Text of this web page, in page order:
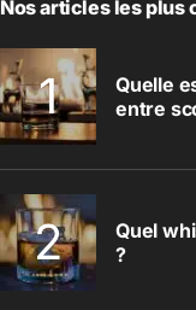
Nos articles les plus
Quelle
entre
Quel
?